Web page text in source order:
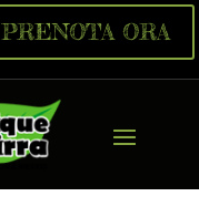
PRENOTA ORA